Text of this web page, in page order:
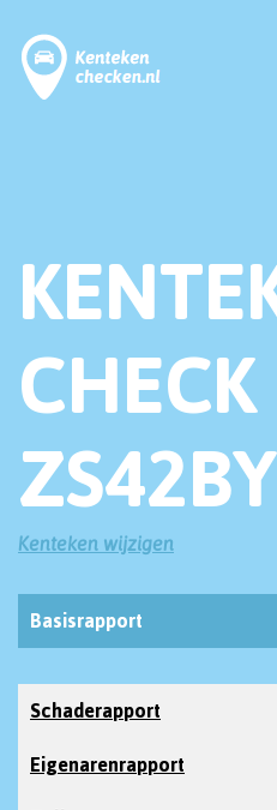
CHECK
ZS42BY
Kenteken wijzigen
Basisrapport
Schaderapport
Eigenarenrapport